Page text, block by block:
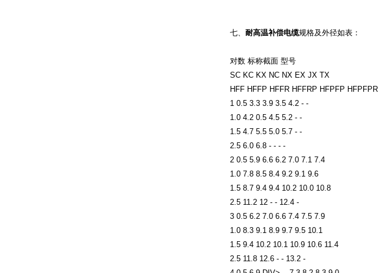
七、 耐高温补偿电缆规格及外径如表：
对数 标称截面 型号
SC KC KX NC NX EX JX TX
HFF HFFP HFFR HFFRP HFPFP HFPFPR
1 0.5 3.3 3.9 3.5 4.2 - -
1.0 4.2 0.5 4.5 5.2 - -
1.5 4.7 5.5 5.0 5.7 - -
2.5 6.0 6.8 - - - -
2 0.5 5.9 6.6 6.2 7.0 7.1 7.4
1.0 7.8 8.5 8.4 9.2 9.1 9.6
1.5 8.7 9.4 9.4 10.2 10.0 10.8
2.5 11.2 12 - - 12.4 -
3 0.5 6.2 7.0 6.6 7.4 7.5 7.9
1.0 8.3 9.1 8.9 9.7 9.5 10.1
1.5 9.4 10.2 10.1 10.9 10.6 11.4
2.5 11.8 12.6 - - 13.2 -